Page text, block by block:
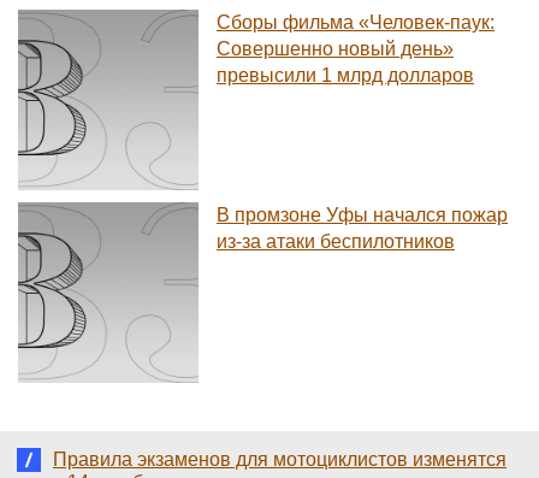
Сборы фильма «Человек-паук:
Совершенно новый день»
превысили 1 млрд долларов
В промзоне Уфы начался пожар
из-за атаки беспилотников
Правила экзаменов для мотоциклистов изменятся